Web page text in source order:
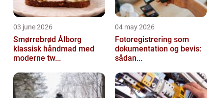
03 june 2026
Smørrebrød Ålborg
klassisk håndmad med
moderne tw...
04 may 2026
Fotoregistrering som
dokumentation og bevis:
sådan...